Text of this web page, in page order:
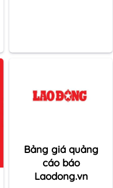
Bảng giá quảng
cáo báo
Laodong.vn